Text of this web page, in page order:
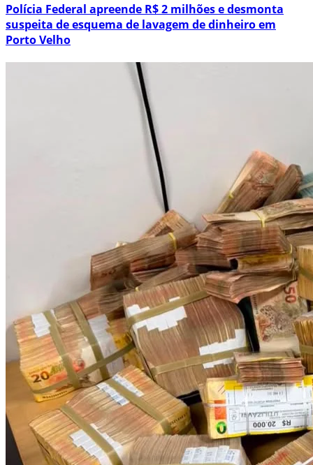
Polícia Federal apreende R$ 2 milhões e desmonta
suspeita de esquema de lavagem de dinheiro em
Porto Velho